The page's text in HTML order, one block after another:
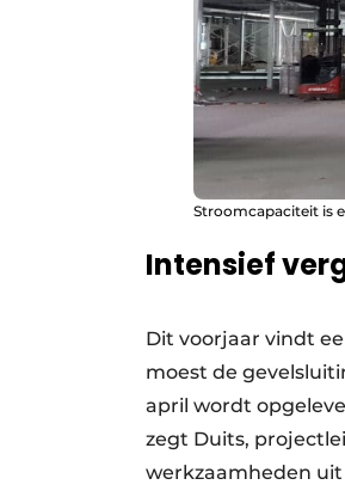
Stroomcapaciteit is
Intensief
Dit voorjaar vindt
moest de
april wordt
zegt Duits,
werkzaamheden